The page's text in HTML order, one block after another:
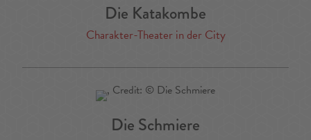
Die Katakombe
Charakter-Theater in der City
Die Schmiere